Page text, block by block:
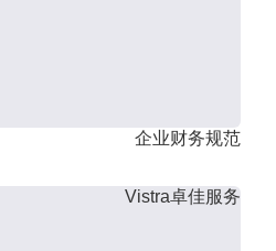
企业财务规范
Vistra卓佳服务